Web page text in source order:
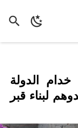
الدولة
لبناء قبر